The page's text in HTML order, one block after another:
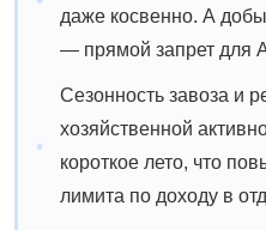
даже косвенно. А
— прямой запрет для
Сезонность завоза и
хозяйственной
короткое лето, что
лимита по доходу в